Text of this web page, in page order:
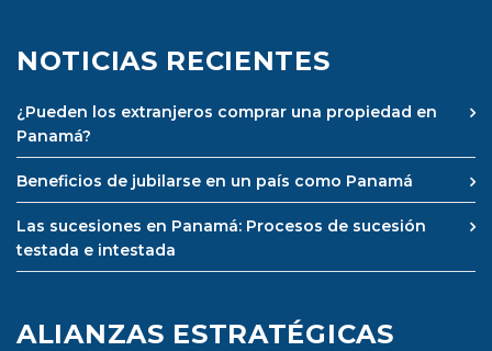
NOTICIAS RECIENTES
¿Pueden los extranjeros comprar una propiedad en
Panamá?
Beneficios de jubilarse en un país como Panamá
Las sucesiones en Panamá: Procesos de sucesión
testada e intestada
ALIANZAS ESTRATÉGICAS